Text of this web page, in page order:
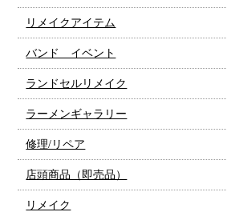
リメイクアイテム
バンド イベント
ランドセルリメイク
ラーメンギャラリー
修理/リペア
店頭商品（即売品）
リメイク